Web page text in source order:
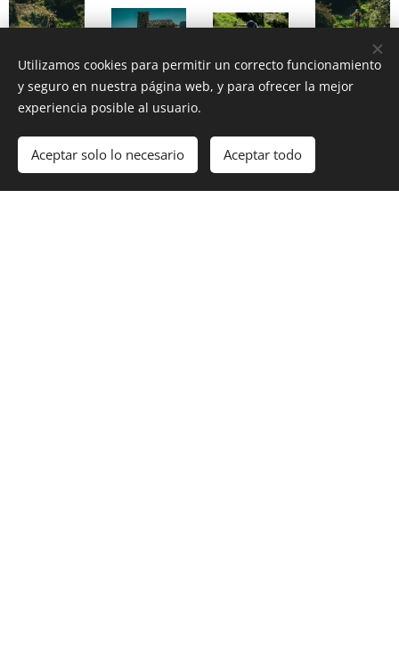
Utilizamos cookies para permitir un correcto funcionamiento
y seguro en nuestra página web, y para ofrecer la mejor
experiencia posible al usuario.
Aceptar solo lo necesario Aceptar todo